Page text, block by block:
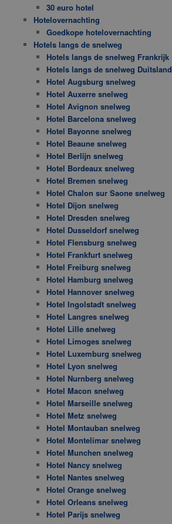
30 euro hotel
Hotelovernachting
Goedkope hotelovernachting
Hotels langs de snelweg
Hotels langs de snelweg Frankrijk
Hotels langs de snelweg Duitsland
Hotel Augsburg snelweg
Hotel Auxerre snelweg
Hotel Avignon snelweg
Hotel Barcelona snelweg
Hotel Bayonne snelweg
Hotel Beaune snelweg
Hotel Berlijn snelweg
Hotel Bordeaux snelweg
Hotel Bremen snelweg
Hotel Chalon sur Saone snelweg
Hotel Dijon snelweg
Hotel Dresden snelweg
Hotel Dusseldorf snelweg
Hotel Flensburg snelweg
Hotel Frankfurt snelweg
Hotel Freiburg snelweg
Hotel Hamburg snelweg
Hotel Hannover snelweg
Hotel Ingolstadt snelweg
Hotel Langres snelweg
Hotel Lille snelweg
Hotel Limoges snelweg
Hotel Luxemburg snelweg
Hotel Lyon snelweg
Hotel Nurnberg snelweg
Hotel Macon snelweg
Hotel Marseille snelweg
Hotel Metz snelweg
Hotel Montauban snelweg
Hotel Montelimar snelweg
Hotel Munchen snelweg
Hotel Nancy snelweg
Hotel Nantes snelweg
Hotel Orange snelweg
Hotel Orleans snelweg
Hotel Parijs snelweg